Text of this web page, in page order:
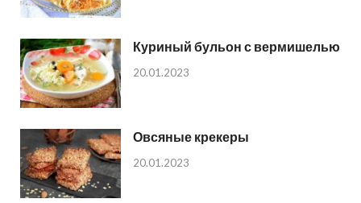
Куриный бульон с вермишелью
20.01.2023
Овсяные крекеры
20.01.2023